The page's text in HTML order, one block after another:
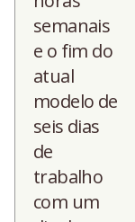
semanais
e o fim do
atual
modelo de
seis dias
de
trabalho
com um